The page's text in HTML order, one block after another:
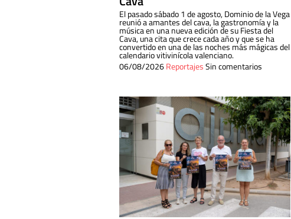
El pasado sábado 1 de agosto, Dominio de la Vega
reunió a amantes del cava, la gastronomía y la
música en una nueva edición de su Fiesta del
Cava, una cita que crece cada año y que se ha
convertido en una de las noches más mágicas del
calendario vitivinícola valenciano.
06/08/2026ReportajesSin comentarios